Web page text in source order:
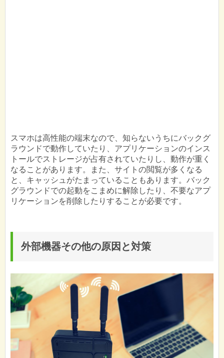
スマホは高性能の端末なので、知らないうちにバックグ
ラウンドで動作していたり、アプリケーションのインス
トールでストレージが占有されていたりし、動作が重く
なることがあります。また、サイトの閲覧が多くなる
と、キャッシュがたまっていることもあります。バック
グラウンドでの起動をこまめに解除したり、不要なアプ
リケーションを削除したりすることが必要です。
外部機器その他の原因と対策